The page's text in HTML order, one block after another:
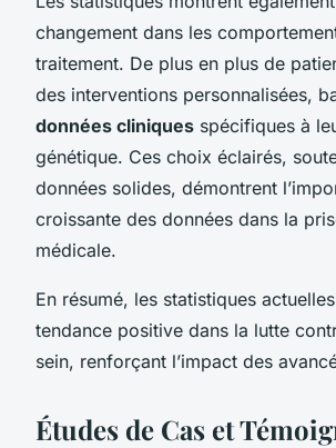
changement dans les
traitement. De plus en plus de
des interventions personnalisées,
données cliniques spécifiques à
génétique. Ces choix éclairés,
données solides, démontrent
croissante des données dans la
médicale.
En résumé, les statistiques
tendance positive dans la lutte
sein, renforçant l’impact des
Études de Cas et